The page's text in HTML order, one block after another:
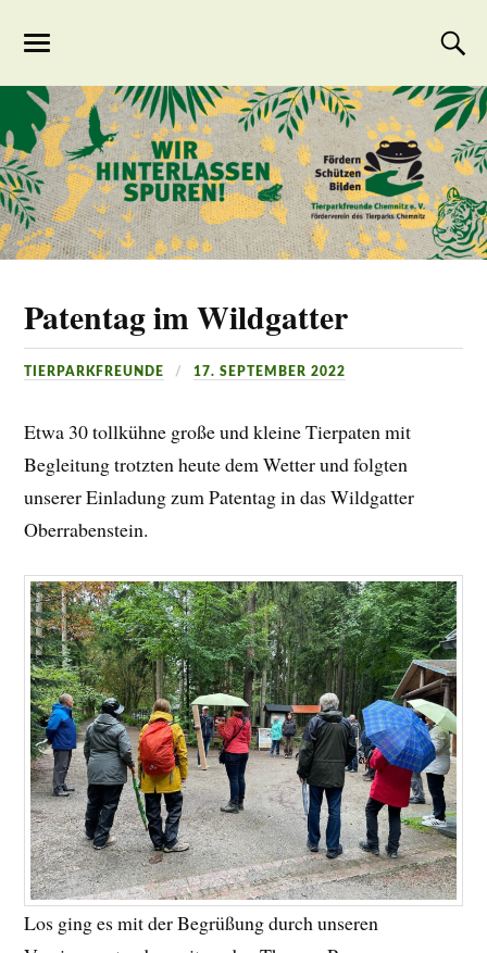
Patentag im Wildgatter
TIERPARKFREUNDE 17. SEPTEMBER 2022
Etwa 30 tollkühne große und kleine Tierpaten mit
Begleitung trotzten heute dem Wetter und folgten
unserer Einladung zum Patentag in das Wildgatter
Oberrabenstein.
Los ging es mit der Begrüßung durch unseren